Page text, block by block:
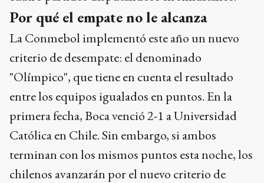
Por qué el empate no le alcanza
La Conmebol implementó este año un nuevo
criterio de desempate: el denominado
"Olímpico", que tiene en cuenta el resultado
entre los equipos igualados en puntos. En la
primera fecha, Boca venció 2-1 a Universidad
Católica en Chile. Sin embargo, si ambos
terminan con los mismos puntos esta noche, los
chilenos avanzarán por el nuevo criterio de